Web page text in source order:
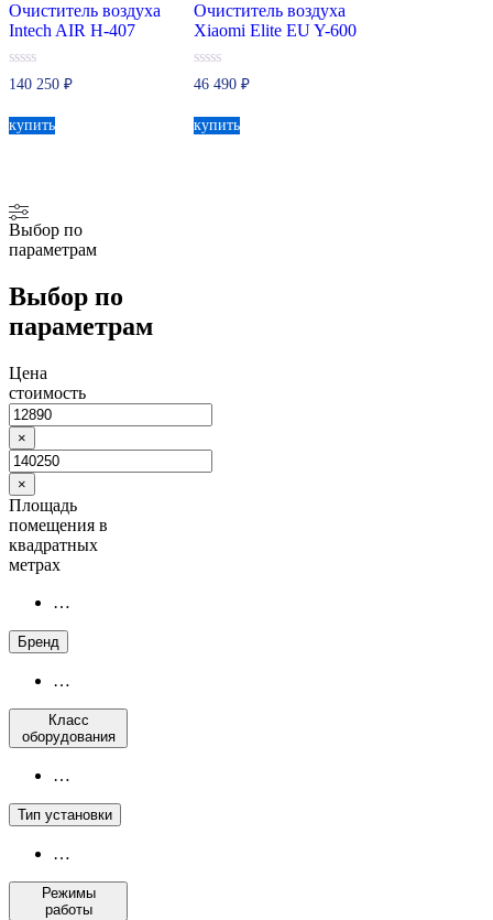
Очиститель воздуха
Intech AIR H-407
0
из
140 250 ₽
купить
Очиститель воздуха
Xiaomi Elite EU Y-600
0
из
46 490₽
купить
Выбор по
параметрам
Выбор по
параметрам
Цена
стоимость
×
×
Площадь
помещения в
квадратных
метрах
…
Бренд
…
Класс
оборудования
…
Тип установки
…
Режимы
работы